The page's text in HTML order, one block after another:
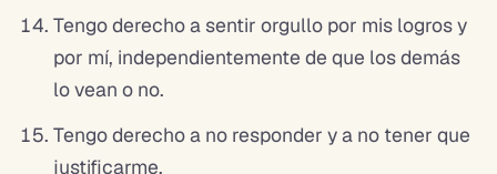
Tengo derecho a sentir orgullo por mis logros y
por mí, independientemente de que los demás
lo vean o no.
Tengo derecho a no responder y a no tener que
justificarme.